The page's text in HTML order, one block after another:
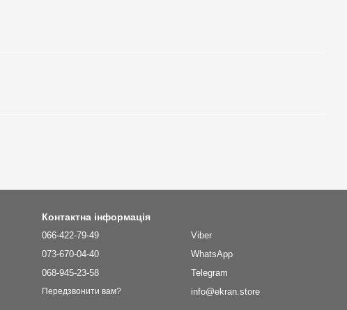
Контактна інформація
066-422-79-49
073-670-04-40
068-945-23-58
Передзвонити вам?
Viber
WhatsApp
Telegram
info@ekran.store